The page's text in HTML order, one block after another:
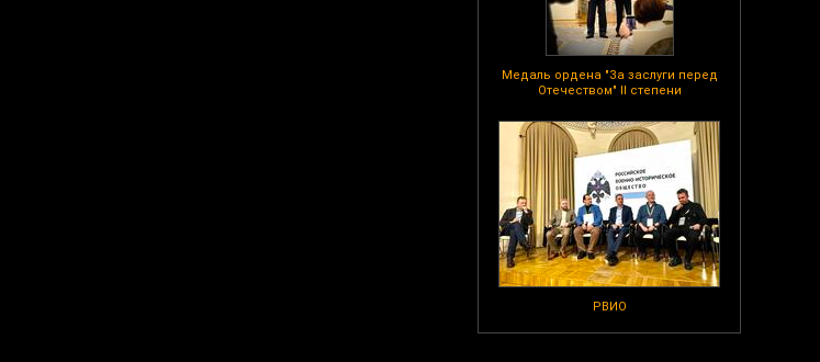
Медаль ордена "За заслуги перед
Отечеством" II степени
РВИО